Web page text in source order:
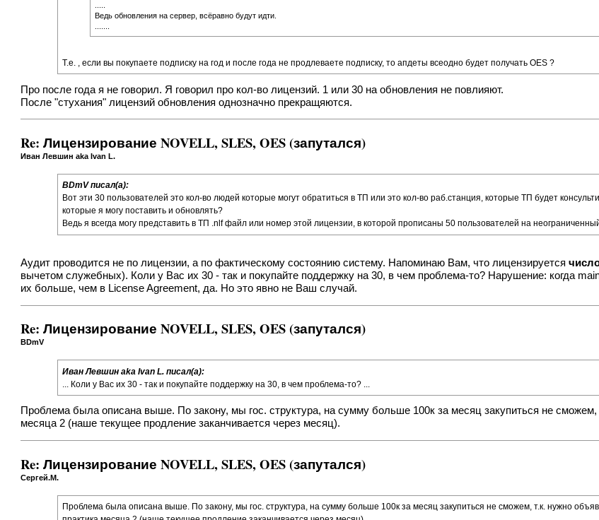
Ведь обновления на сервер, всёравно будут идти.
Т.е. , если вы покупаете подписку на год и после года не продлеваете подписку, то апдеты всеодно будет получать OES ?
Про после года я не говорил. Я говорил про кол-во лицензий. 1 или 30 на обновления не повлияют.
После "стухания" лицензий обновления однозначно прекращяются.
Re: Лицензирование NOVELL, SLES, OES (запутался)
Иван Левшин aka Ivan L.
BDmV писал(а):
Вот эти 30 пользователей это кол-во людей которые могут обратиться в ТП или это кол-во раб.станция, которые ТП будет
которые я могу поставить и обновлять?
Ведь я всегда могу представить в ТП .nlf файл или номер этой лицензии, в которой прописаны 50 пользователей на
Аудит проводится не по лицензии, а по фактическому состоянию систему. Напоминаю Вам, что лицензируется
вычетом служебных). Коли у Вас их 30 - так и покупайте поддержку на 30, в чем проблема-то? Нарушение: когда
их больше, чем в License Agreement, да. Но это явно не Ваш случай.
Re: Лицензирование NOVELL, SLES, OES (запутался)
BDmV
Иван Левшин aka Ivan L. писал(а):
... Коли у Вас их 30 - так и покупайте поддержку на 30, в чем проблема-то? ...
Проблема была описана выше. По закону, мы гос. структура, на сумму больше 100к за месяц закупиться не сможем,
месяца 2 (наше текущее продление заканчивается через месяц).
Re: Лицензирование NOVELL, SLES, OES (запутался)
Сергей.М.
Проблема была описана выше. По закону, мы гос. структура, на сумму больше 100к за месяц закупиться не сможем, т.к. нужно